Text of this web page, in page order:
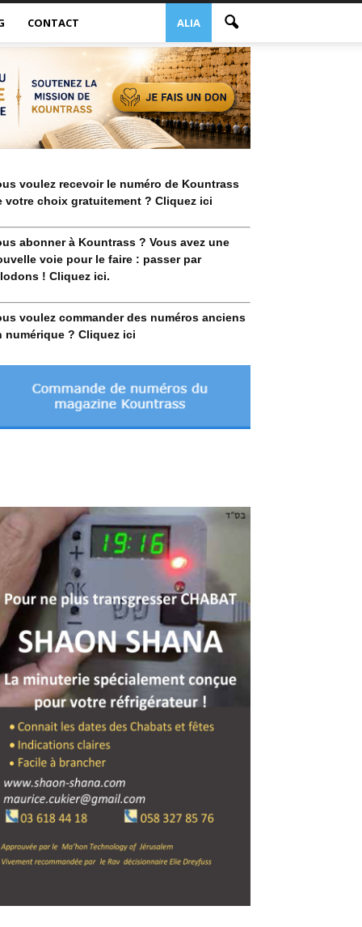
ALIA
CONTACT
voulez recevoir le numéro de Kountrass
votre choix gratuitement ? Cliquez ici
abonner à Kountrass ? Vous avez une
voie pour le faire : passer par
! Cliquez ici.
voulez commander des numéros anciens
numérique ? Cliquez ici